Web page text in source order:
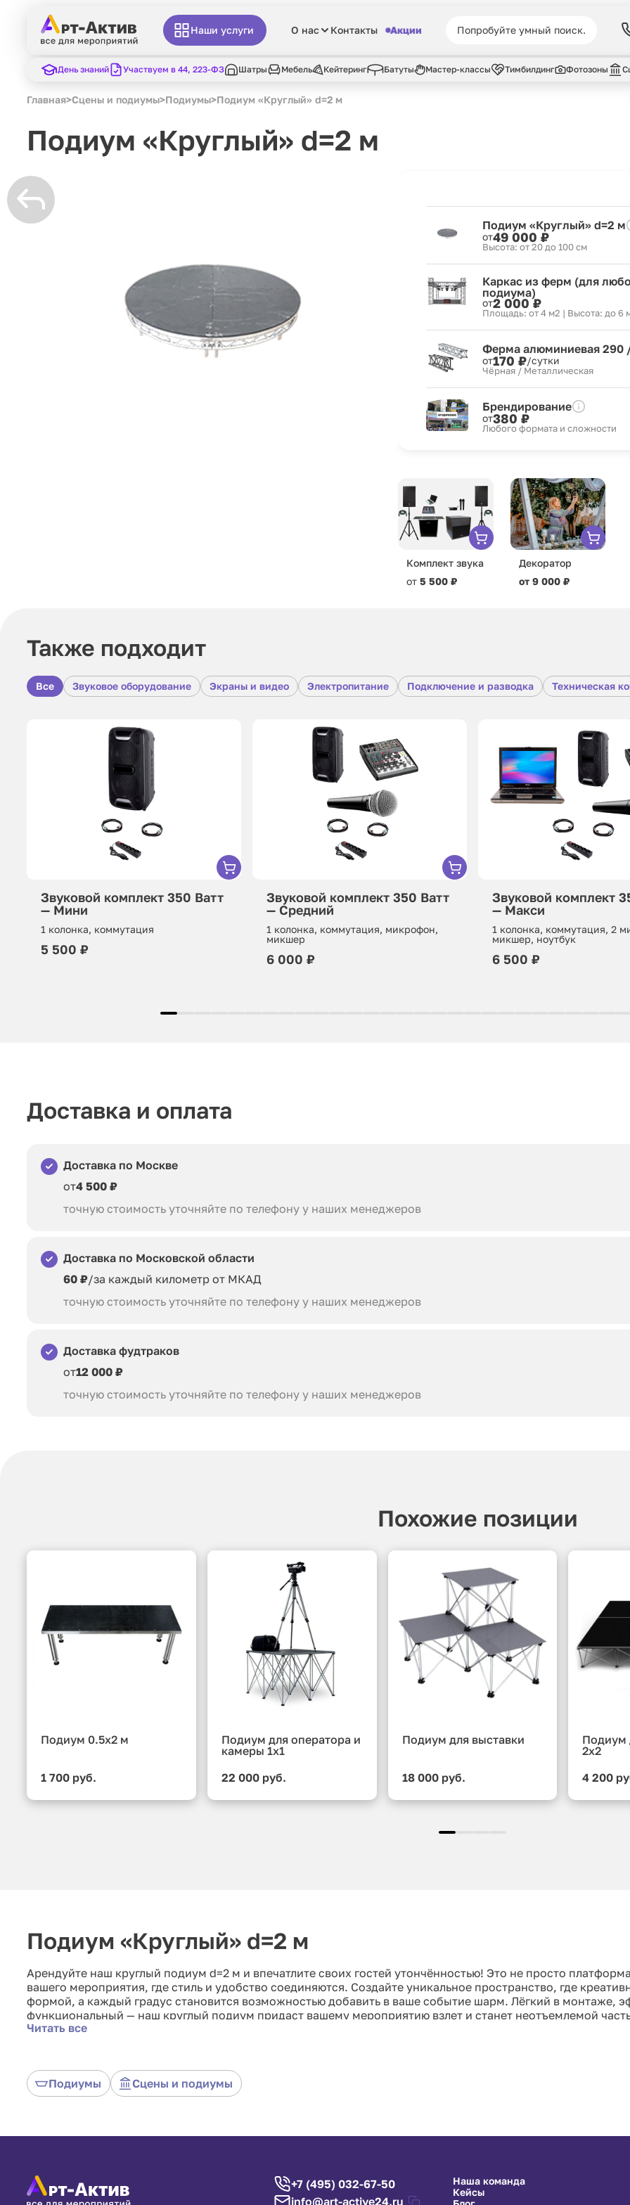
Наши услуги О нас Контакты Акции
День знаний Участвуем в 44, 223-ФЗ Шатры Мебель Кейтеринг Батуты Мастер-классы Тимбилдинг Фотозоны
Главная>Сцены и подиумы>Подиумы>Подиум «Круглый» d=2 м
Подиум «Круглый» d=2 м
Подиум «Круглый» d=2 м
от49 000 ₽
Высота: от 20 до 100 см
Каркас из ферм (для
подиума)
от2 000 ₽
Площадь: от 4 м2 | Высота: до 6
Ферма алюминиевая 290
от170 ₽/сутки
Чёрная / Металлическая
Брендирование
от380 ₽
Любого формата и сложности
Комплект звука
от 5 500 ₽
Декоратор
от 9 000 ₽
Также подходит
Все Звуковое оборудование Экраны и видео Электропитание Подключение и разводка Техническая
Звуковой комплект 350 Ватт
— Мини
1 колонка, коммутация
5 500 ₽
Звуковой комплект 350 Ватт
— Средний
1 колонка, коммутация, микрофон,
микшер
6 000 ₽
Звуковой комплект
— Макси
1 колонка, коммутация, 2
микшер, ноутбук
6 500 ₽
Доставка и оплата
Доставка по Москве
от4 500 ₽
точную стоимость уточняйте по телефону у наших менеджеров
Доставка по Московской области
60 ₽/за каждый километр от МКАД
точную стоимость уточняйте по телефону у наших менеджеров
Доставка фудтраков
от12 000 ₽
точную стоимость уточняйте по телефону у наших менеджеров
Похожие позиции
Подиум 0.5x2 м
1 700 руб.
Подиум для оператора и
камеры 1x1
22 000 руб.
Подиум для выставки
18 000 руб.
Подиум
2x2
4 200
Подиум «Круглый» d=2 м
Арендуйте наш круглый подиум d=2 м и впечатлите своих гостей утончённостью! Это не просто
вашего мероприятия, где стиль и удобство соединяются. Создайте уникальное пространство, где
формой, а каждый градус становится возможностью добавить в ваше событие шарм. Лёгкий в монтаже,
функциональный — наш круглый подиум придаст вашему мероприятию взлет и станет неотъемлемой
великолепия. Поднимите свое мероприятие на новый уровень с круглым подиумом d=2 м, где каждый
Читать все
Подиумы Сцены и подиумы
+7 (495) 032-67-50
info@art-active24.ru
Наша команда
Кейсы